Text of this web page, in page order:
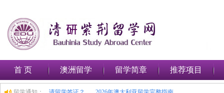
首 页 澳洲留学 留学简章 推荐项目